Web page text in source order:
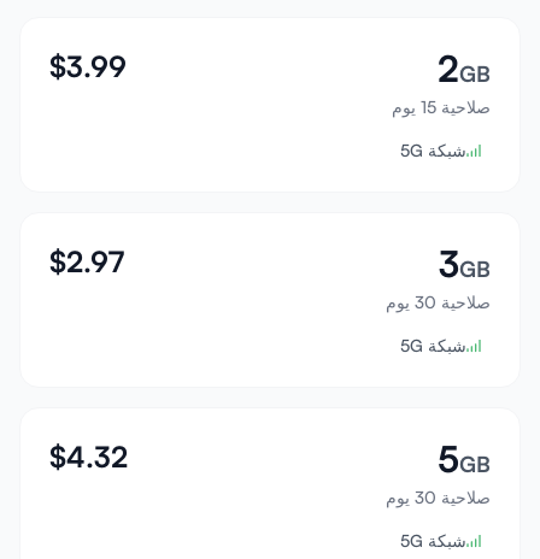
2GB
صلاحية 15 يوم
$3.99
شبكة 5G
3GB
صلاحية 30 يوم
$2.97
شبكة 5G
5GB
صلاحية 30 يوم
$4.32
شبكة 5G